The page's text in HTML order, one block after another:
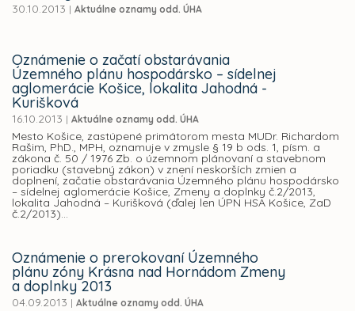
30.10.2013 | Aktuálne oznamy odd. ÚHA
Oznámenie o začatí obstarávania
Územného plánu hospodársko – sídelnej
aglomerácie Košice, lokalita Jahodná -
Kurišková
16.10.2013 | Aktuálne oznamy odd. ÚHA
Mesto Košice, zastúpené primátorom mesta MUDr. Richardom
Rašim, PhD., MPH, oznamuje v zmysle § 19 b ods. 1, písm. a
zákona č. 50 / 1976 Zb. o územnom plánovaní a stavebnom
poriadku (stavebný zákon) v znení neskorších zmien a
doplnení, začatie obstarávania Územného plánu hospodársko
– sídelnej aglomerácie Košice, Zmeny a doplnky č.2/2013,
lokalita Jahodná – Kurišková (ďalej len ÚPN HSA Košice, ZaD
č.2/2013)...
Oznámenie o prerokovaní Územného
plánu zóny Krásna nad Hornádom Zmeny
a doplnky 2013
04.09.2013 | Aktuálne oznamy odd. ÚHA